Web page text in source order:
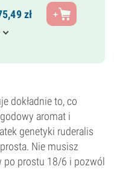
5 x Haze
49zł
dokładnie to, co
aromat i
genetyki ruderalis
Nie musisz
po prostu 18/6 i pozwól